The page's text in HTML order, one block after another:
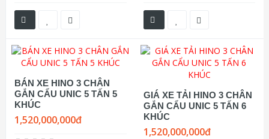
BÁN XE HINO 3 CHÂN
GẮN CẨU UNIC 5 TẤN 5
KHÚC
1,520,000,000đ
GIÁ XE TẢI HINO 3 CHÂN
GẮN CẨU UNIC 5 TẤN 6
KHÚC
1,520,000,000đ